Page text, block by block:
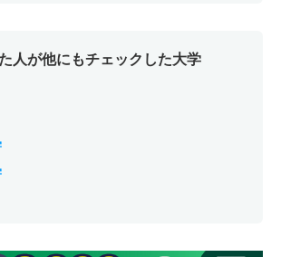
人が他にもチェックした大学